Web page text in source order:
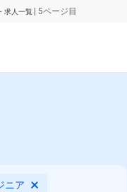
求人一覧 | 5ページ目
ニア